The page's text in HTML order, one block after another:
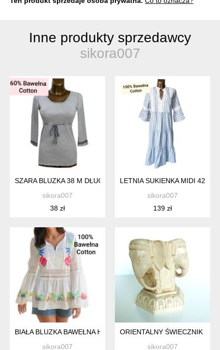
Inne produkty sprzedawcy
sikora007
SZARA BLUZKA 38 M DŁUGI RĘKAW KORONKA
sikora007
38 zł
LETNIA SUKIENKA MIDI 42 XL
sikora007
139 zł
BIAŁA BLUZKA BAWEŁNA HAFT 42 XL KWIATY KORONKA
sikora007
ORIENTALNY ŚWIECZNIK
sikora007